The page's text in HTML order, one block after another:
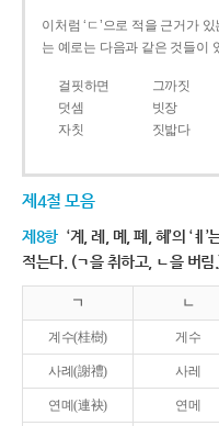
이처럼 ‘ㄷ’으로 적을 근거가
는 예로는 다음과 같은 것들이
걸핏하면 그까짓
덧셈
빗장
자칫
짓밟다
제4절 모음
제8항 ‘계, 례, 몌, 폐, 혜’의 ‘ㅖ
적는다. (ㄱ을 취하고, ㄴ을 버림
ㄱ ㄴ
계수(桂樹) 게수
사례(謝禮) 사레
연몌(連袂) 연메